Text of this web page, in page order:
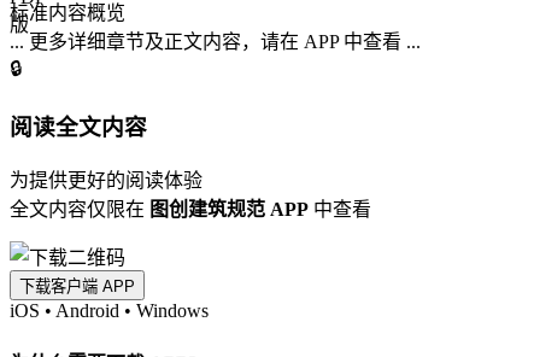
标准内容概览
... 更多详细章节及正文内容，请在 APP 中查看 ...
🔒
阅读全文内容
为提供更好的阅读体验
全文内容仅限在 图创建筑规范 APP 中查看
下载客户端 APP
iOS • Android • Windows